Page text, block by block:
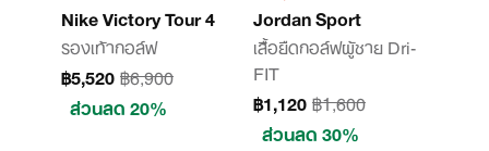
Nike Victory Tour 4
รองเท้ากอล์ฟ
฿5,520฿6,900
ส่วนลด 20%
Jordan Sport
เสื้อยืดกอล์ฟผู้ชาย Dri-
FIT
฿1,120฿1,600
ส่วนลด 30%